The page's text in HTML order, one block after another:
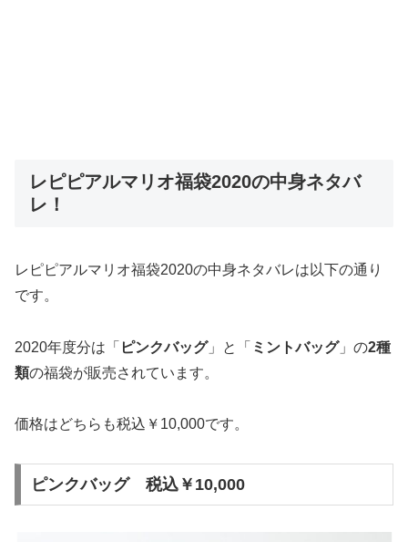
レピピアルマリオ福袋2020の中身ネタバ
レ！
レピピアルマリオ福袋2020の中身ネタバレは以下の通り
です。
2020年度分は「 ピンクバッグ」と「 ミントバッグ」の2種
類の福袋が販売されています。
価格はどちらも税込￥10,000です。
ピンクバッグ 税込￥10,000